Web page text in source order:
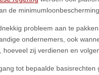
de
probleem aan te
ondernemers, ook
zij verdienen en
tot bepaalde basisrechten